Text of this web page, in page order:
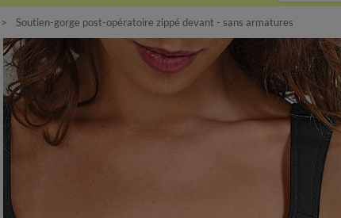
Soutien-gorge post-opératoire zippé devant - sans armatures